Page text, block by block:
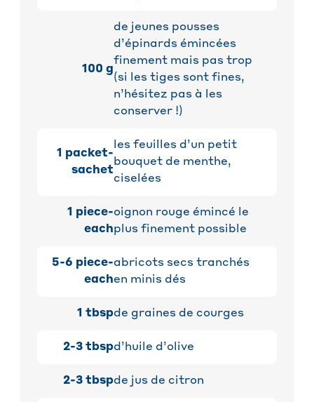
100 g
de jeunes pousses
d’épinards émincées
finement mais pas trop
(si les tiges sont fines,
n’hésitez pas à les
conserver !)
1 packet-
sachet
les feuilles d’un petit
bouquet de menthe,
ciselées
1 piece-
each
oignon rouge émincé le
plus finement possible
5-6 piece-
each
abricots secs tranchés
en minis dés
1 tbspde graines de courges
2-3 tbspd’huile d’olive
2-3 tbspde jus de citron